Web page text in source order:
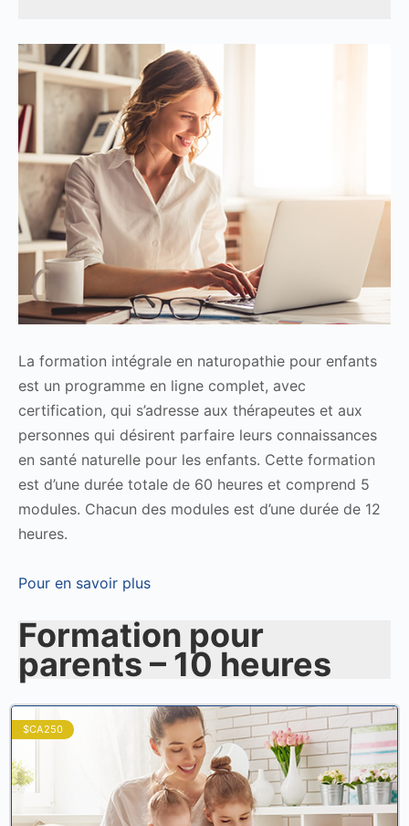
La formation intégrale en naturopathie pour enfants
est un programme en ligne complet, avec
certification, qui s’adresse aux thérapeutes et aux
personnes qui désirent parfaire leurs connaissances
en santé naturelle pour les enfants. Cette formation
est d’une durée totale de 60 heures et comprend 5
modules. Chacun des modules est d’une durée de 12
heures.
Pour en savoir plus
Formation pour
parents – 10 heures
$CA250